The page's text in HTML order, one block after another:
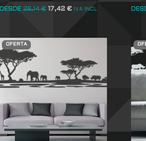
DESDE 26,14€ 17,42 € IVA INCL
OFERTA